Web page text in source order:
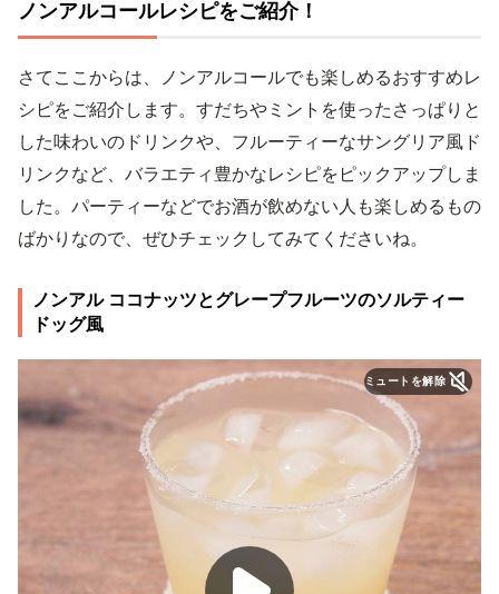
ノンアルコールレシピをご紹介！
さてここからは、ノンアルコールでも楽しめるおすすめレ
シピをご紹介します。すだちやミントを使ったさっぱりと
した味わいのドリンクや、フルーティーなサングリア風ド
リンクなど、バラエティ豊かなレシピをピックアップしま
した。パーティーなどでお酒が飲めない人も楽しめるもの
ばかりなので、ぜひチェックしてみてくださいね。
ノンアル ココナッツとグレープフルーツのソルティー
ドッグ風
ミュートを解除